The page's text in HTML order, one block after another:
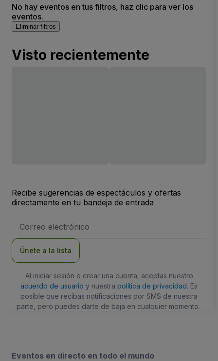
No hay eventos en tus filtros, haz clic para ver los
eventos.
Eliminar filtros
Visto recientemente
Recibe sugerencias de espectáculos y ofertas
directamente en tu bandeja de entrada
de
Únete a la lista
Al iniciar sesión o crear una cuenta, aceptas nuestro
acuerdo de usuario y nuestra política de privacidad. Es
posible que recibas notificaciones por SMS de nuestra
parte, pero puedes darte de baja en cualquier momento.
Eventos en directo en todo el mundo